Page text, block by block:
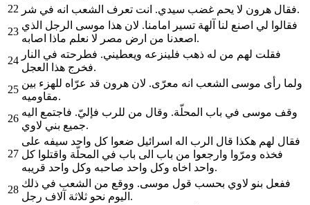
22
فقال هرون لا يحم غضب سيدي. انت تعرف الشعب انه في شر.
23
فقالوا لي اصنع لنا آلهة تسير امامنا. لان هذا موسى الرجل الذي
اصعدنا من ارض مصر لا نعلم ماذا اصابه.
24
فقلت لهم من له ذهب فلينزعه ويعطيني. فطرحته في النار
فخرج هذا العجل.
25
ولما رأى موسى الشعب انه معرّى. لان هرون قد عرّاه للهزء بين
مقاوميه.
26
وقف موسى في باب المحلّة. وقال من للرب فإليّ. فاجتمع اليه
جميع بني لاوي.
27
فقال لهم هكذا قال الرب اله اسرائيل ضعوا كل واحد سيفه على
فخذه ومرّوا وارجعوا من باب الى باب في المحلّة واقتلوا كل
واحد اخاه وكل واحد صاحبه وكل واحد قريبه.
28
ففعل بنو لاوي بحسب قول موسى. ووقع من الشعب في ذلك
اليوم نحو ثلاثة آلاف رجل.